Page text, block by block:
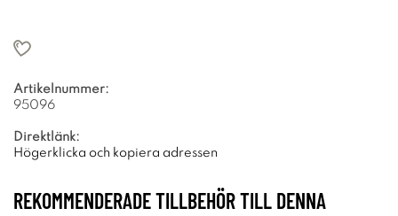
Artikelnummer:
95096
Direktlänk:
Högerklicka och kopiera adressen
REKOMMENDERADE TILLBEHÖR TILL DENNA